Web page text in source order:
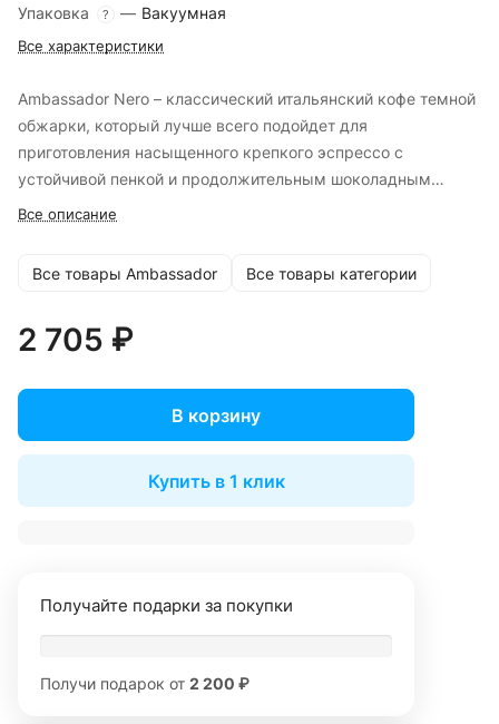
Упаковка
? — Вакуумная
Все характеристики
Ambassador Nero – классический итальянский кофе темной
обжарки, который лучше всего подойдет для
приготовления насыщенного крепкого эспрессо с
устойчивой пенкой и продолжительным шоколадным
послевкусием.
Все описание
Все товары Ambassador Все товары категории
2 705 ₽
В корзину
Купить в 1 клик
Получайте подарки за покупки
Получи подарок от 2 200 ₽